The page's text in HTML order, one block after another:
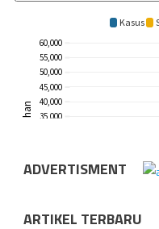
ADVERTISMENT
ARTIKEL TERBARU